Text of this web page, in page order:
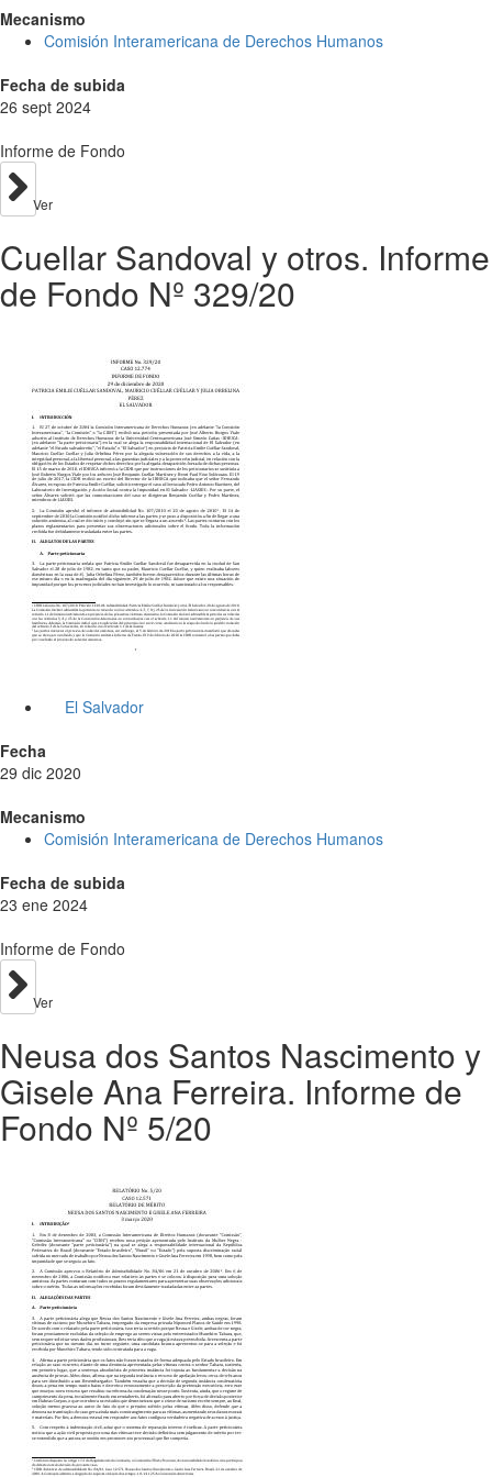
Mecanismo
Comisión Interamericana de Derechos Humanos
Fecha de subida
26 sept 2024
Informe de Fondo
Ver
Cuellar Sandoval y otros. Informe
de Fondo Nº 329/20
El Salvador
Fecha
29 dic 2020
Mecanismo
Comisión Interamericana de Derechos Humanos
Fecha de subida
23 ene 2024
Informe de Fondo
Ver
Neusa dos Santos Nascimento y
Gisele Ana Ferreira. Informe de
Fondo Nº 5/20